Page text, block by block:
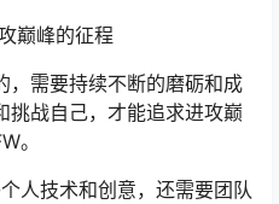
巅峰的征程
，需要持续不断的磨砺和成
挑战自己，才能追求进攻巅
。
人技术和创意，还需要团队